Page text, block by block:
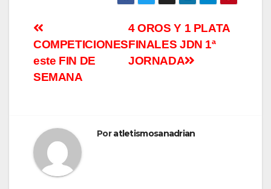
4 OROS Y 1 PLATA
FINALES JDN 1ª
JORNADA
COMPETICIONES
este FIN DE
SEMANA
Poratletismosanadrian